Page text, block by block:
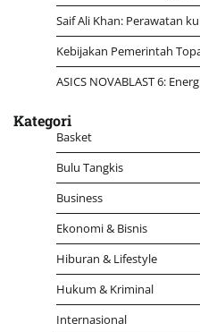
Saif Ali Khan: Perawatan
Kebijakan Pemerintah
ASICS NOVABLAST 6:
Kategori
Basket
Bulu Tangkis
Business
Ekonomi & Bisnis
Hiburan & Lifestyle
Hukum & Kriminal
Internasional